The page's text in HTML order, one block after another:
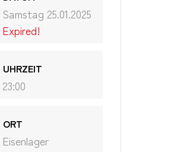
Samstag 25.01.2025
Expired!
UHRZEIT
23:00
ORT
Eisenlager